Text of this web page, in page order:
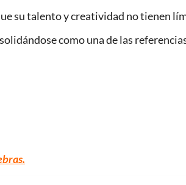
su talento y creatividad no tienen
como una de las
.